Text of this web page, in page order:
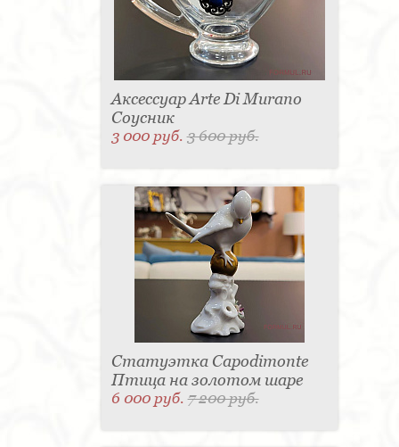
Аксессуар Arte Di Murano
Соусник
3 000 руб.3 600 руб.
Статуэтка Capodimonte
Птица на золотом шаре
6 000 руб.7 200 руб.